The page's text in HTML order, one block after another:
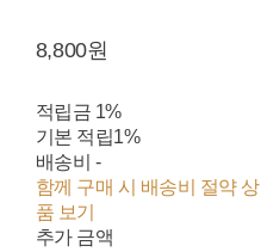
8,800원
적립금 1%
기본 적립1%
배송비 -
함께 구매 시 배송비 절약 상
품 보기
추가 금액